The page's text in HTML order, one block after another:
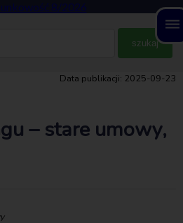
dehaze
Data publikacji: 2025-09-23
– stare umowy,